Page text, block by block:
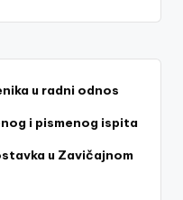
u radni odnos
i pismenog ispita
u Zavičajnom